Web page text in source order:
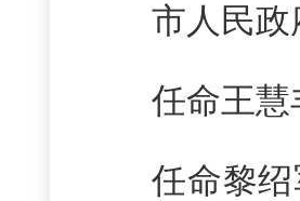
市人民政
任命王
任命黎